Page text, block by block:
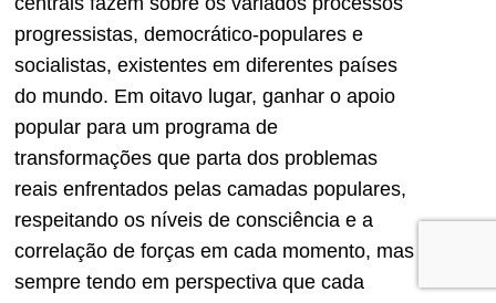
progressistas, democrático-populares e
socialistas, existentes em diferentes países
do mundo. Em oitavo lugar, ganhar o apoio
popular para um programa de
transformações que parta dos problemas
reais enfrentados pelas camadas populares,
respeitando os níveis de consciência e a
correlação de forças em cada momento, mas
sempre tendo em perspectiva que cada